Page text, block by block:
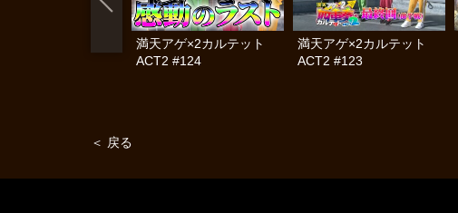
満天アゲ×2カルテット
ACT2 #124
満天アゲ×2カルテット
ACT2 #123
＜ 戻る